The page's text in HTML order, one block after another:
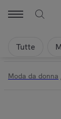
Tutte
Moda da donna